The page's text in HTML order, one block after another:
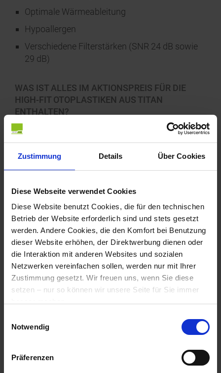
Zustimmung Details Über Cookies
Diese Webseite verwendet Cookies
Diese Website benutzt Cookies, die für den technischen
Betrieb der Website erforderlich sind und stets gesetzt
werden. Andere Cookies, die den Komfort bei Benutzung
dieser Website erhöhen, der Direktwerbung dienen oder
die Interaktion mit anderen Websites und sozialen
Netzwerken vereinfachen sollen, werden nur mit Ihrer
Zustimmung gesetzt. Wir freuen uns, wenn Sie diese
setzen – nur so können wir unsere Seite für Sie immer
Hier geht es zu der
und zum
Notwendig
Präferenzen
Optimale Wärmeableitung
Hypoallergen
Verschiedene Filterstärken (SNR 24 dB sowie
29 dB)
WAS IST ALLES IM AKTIONSPREIS FÜR DIE
HIGH-FIT OTOPLASTIKEN AUS TITAN
ENTHALTEN?
Nutzen Sie den
für die neuen
bis 30.6.2026 (Abformung muss bis zu diesem
Zeitpunkt erfolgt sein).
Abformung in Greven, Mergenhalterstr 11-17,
optional bei Ihnen vor Ort (nach Absprache,
ggf. fallen in diesem Falle zusätzliche
Fahrtkosten an)
1 Set high-fit titan Otoplastiken von uvex
Oberfläche wahlweise “shiny” (silber glänzend)
oder “matt” (anthrazit matt)
sowie erste Funktionskontrolle /